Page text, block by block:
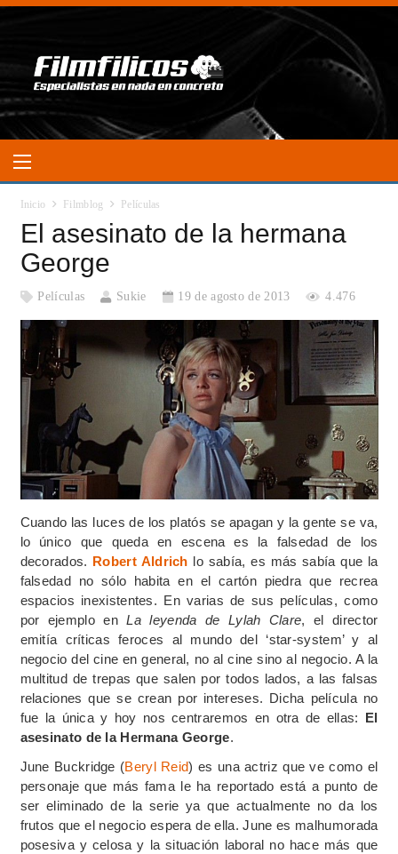
Inicio Filmblog Películas
El asesinato de la hermana
George
Películas Sukie 19 de agosto de 2013 4.476
Cuando las luces de los platós se apagan y la gente se va,
lo único que queda en escena es la falsedad de los
decorados. Robert Aldrich lo sabía, es más sabía que la
falsedad no sólo habita en el cartón piedra que recrea
espacios inexistentes. En varias de sus películas, como
por ejemplo enLa leyenda de Lylah Clare, el director
emitía críticas feroces al mundo del ‘star-system’ y al
negocio del cine en general, no al cine sino al negocio. A la
multitud de trepas que salen por todos lados, a las falsas
relaciones que se crean por intereses. Dicha película no
fue la única y hoy nos centraremos en otra de ellas: El
asesinato de la Hermana George.
June Buckridge (Beryl Reid) es una actriz que ve como el
personaje que más fama le ha reportado está a punto de
ser eliminado de la serie ya que actualmente no da los
frutos que el negocio espera de ella. June es malhumorada
posesiva y celosa y la situación laboral no hace más que